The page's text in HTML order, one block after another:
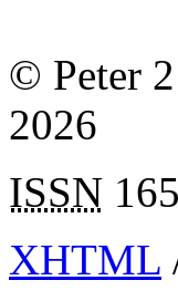
© Peter
2026
ISSN
XHTML